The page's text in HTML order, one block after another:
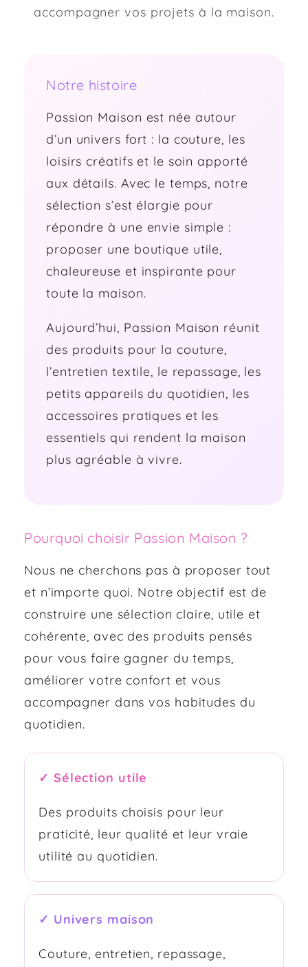
accompagner vos projets à la maison.
Notre histoire
Passion Maison est née autour
d’un univers fort : la couture, les
loisirs créatifs et le soin apporté
aux détails. Avec le temps, notre
sélection s’est élargie pour
répondre à une envie simple :
proposer une boutique utile,
chaleureuse et inspirante pour
toute la maison.
Aujourd’hui, Passion Maison réunit
des produits pour la couture,
l’entretien textile, le repassage, les
petits appareils du quotidien, les
accessoires pratiques et les
essentiels qui rendent la maison
plus agréable à vivre.
Pourquoi choisir Passion Maison ?
Nous ne cherchons pas à proposer tout
et n’importe quoi. Notre objectif est de
construire une sélection claire, utile et
cohérente, avec des produits pensés
pour vous faire gagner du temps,
améliorer votre confort et vous
accompagner dans vos habitudes du
quotidien.
✓ Sélection utile
Des produits choisis pour leur
praticité, leur qualité et leur vraie
utilité au quotidien.
✓ Univers maison
Couture, entretien, repassage,